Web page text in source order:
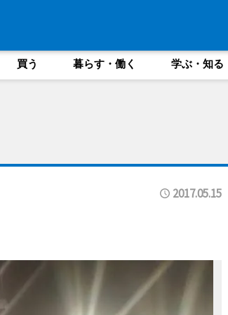
買う 暮らす・働く 学ぶ・知る
2017.05.15